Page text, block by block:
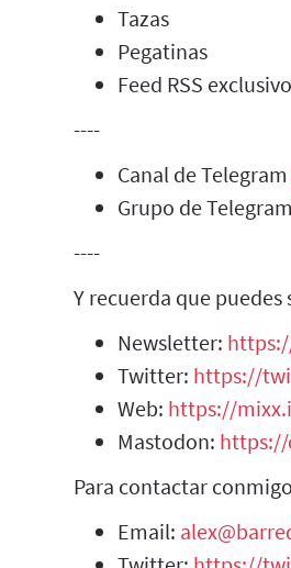
Tazas
Pegatinas
Feed RSS
----
Canal de Telegram
Grupo de
----
Y recuerda que
Newsletter:
Twitter: https://
Web: https://
Mastodon: https://
Para contactar
Email: